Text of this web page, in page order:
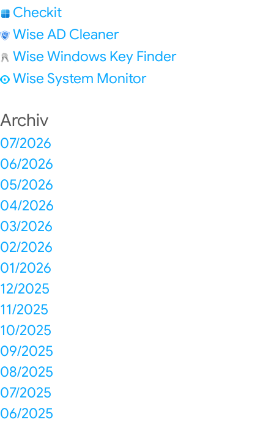
Checkit
Wise AD Cleaner
Wise Windows Key Finder
Wise System Monitor
Archiv
07/2026
06/2026
05/2026
04/2026
03/2026
02/2026
01/2026
12/2025
11/2025
10/2025
09/2025
08/2025
07/2025
06/2025